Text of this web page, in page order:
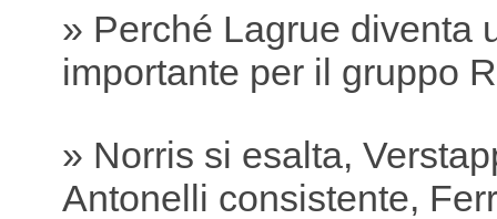
» Perché Lagrue diventa
importante per il gruppo
» Norris si esalta,
Antonelli consistente,